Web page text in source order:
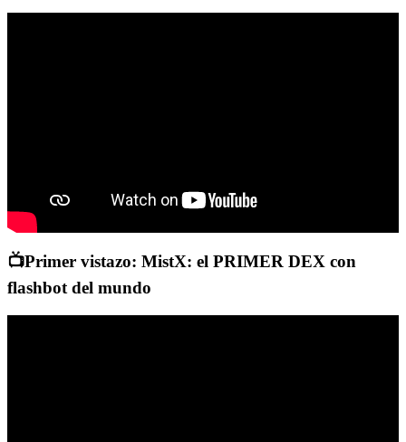
📺Primer vistazo: MistX: el PRIMER DEX con
flashbot del mundo